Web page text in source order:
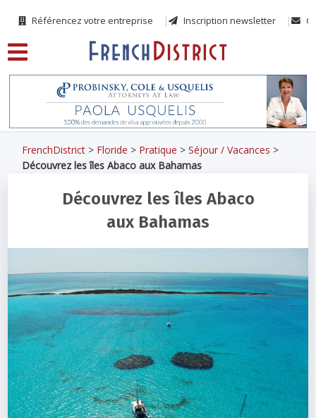
Référencez votre entreprise Inscription newsletter
FrenchDistrict > Floride > Pratique >Séjour / Vacances >
Découvrez les îles Abaco aux Bahamas
Découvrez les îles Abaco
aux Bahamas